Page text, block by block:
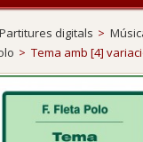
Partitures digitals >
> Tema amb [4]